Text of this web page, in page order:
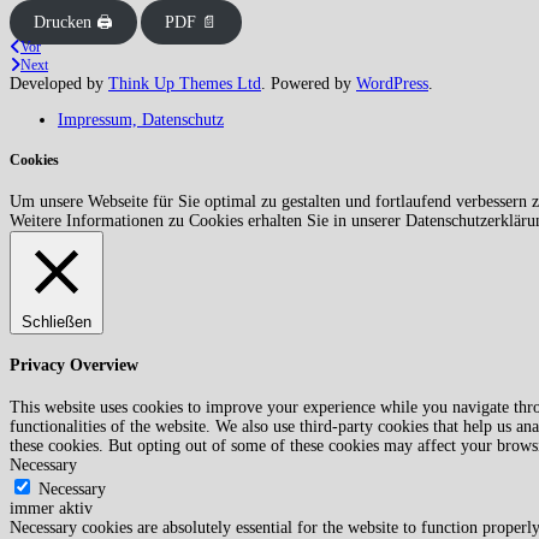
Drucken 🖨 PDF 📄
Vor
Next
Developed by Think Up Themes Ltd. Powered by WordPress.
Impressum, Datenschutz
Cookies
Um unsere Webseite für Sie optimal zu gestalten und fortlaufend
Weitere Informationen zu Cookies erhalten Sie in unserer
Schließen
Privacy Overview
This website uses cookies to improve your experience while you navigate
functionalities of the website. We also use third-party cookies that help us
these cookies. But opting out of some of these cookies may affect your
Necessary
Necessary
immer aktiv
Necessary cookies are absolutely essential for the website to function